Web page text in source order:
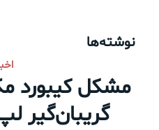
نوشته‌ها
مشکل کیبورد
گریبان‌گیر